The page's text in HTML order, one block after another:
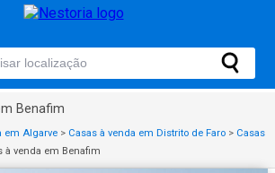
Benafim
em Algarve > Casas à venda em Distrito de Faro > Casas
à venda em Benafim